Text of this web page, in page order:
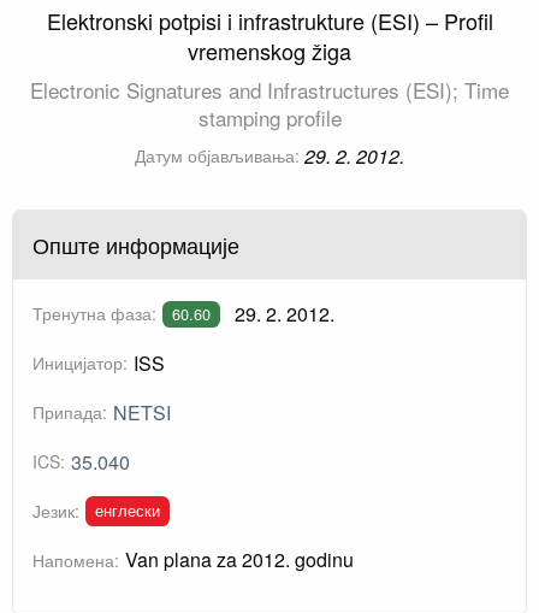
Elektronski potpisi i infrastrukture (ESI) – Profil
vremenskog žiga
Electronic Signatures and Infrastructures (ESI); Time
stamping profile
Датум објављивања: 29. 2. 2012.
Опште информације
Тренутна фаза: 60.60 29. 2. 2012.
Иницијатор: ISS
Припада: NETSI
ICS: 35.040
Језик: енглески
Напомена: Van plana za 2012. godinu